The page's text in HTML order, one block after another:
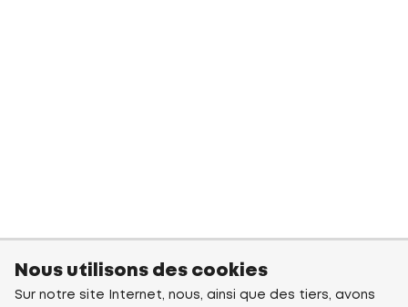
Nous utilisons des cookies
Sur notre site Internet, nous, ainsi que des tiers, avons